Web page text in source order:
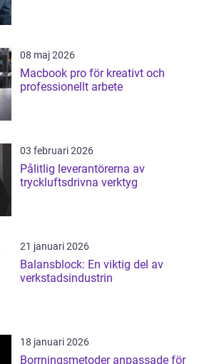
08 maj 2026
Macbook pro för kreativt och
professionellt arbete
03 februari 2026
Pålitlig leverantörerna av
tryckluftsdrivna verktyg
21 januari 2026
Balansblock: En viktig del av
verkstadsindustrin
18 januari 2026
Borrningsmetoder anpassade för